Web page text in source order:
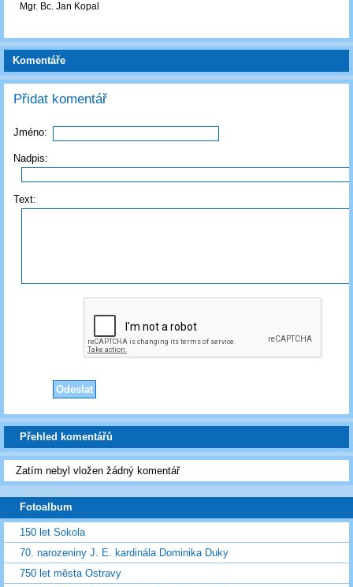
Mgr. Bc. Jan Kopal
Komentáře
Přidat komentář
Jméno:
Nadpis:
Text:
Přehled komentářů
Zatím nebyl vložen žádný komentář
Fotoalbum
150 let Sokola
70. narozeniny J. E. kardinála Dominika Duky
750 let města Ostravy